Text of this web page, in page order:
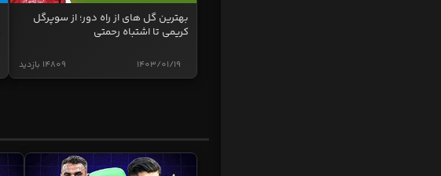
بهترین گل های از راه دور؛ از سوپرگل
کریمی تا اشتباه رحمتی
14809 بازدید 1403/01/19